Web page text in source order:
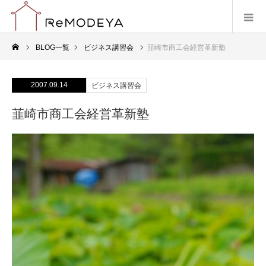
BLOG一覧 ビジネス講習会 韮崎市商工会経営革新塾
2007.09.14 ビジネス講習会
韮崎市商工会経営革新塾